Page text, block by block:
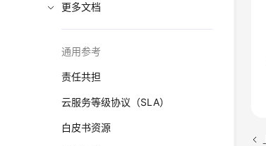
更多文档
通用参考
责任共担
云服务等级协议（SLA）
白皮书资源